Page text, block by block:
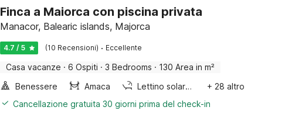
Finca a Maiorca con piscina privata
Manacor, Balearic islands, Majorca
4.7 / 5 (10 Recensioni) · Eccellente
Casa vacanze · 6 Ospiti · 3 Bedrooms · 130 Area in m²
Benessere
Amaca Lettino solare / solarium
+ 28 altro
Cancellazione gratuita 30 giorni prima del check-in